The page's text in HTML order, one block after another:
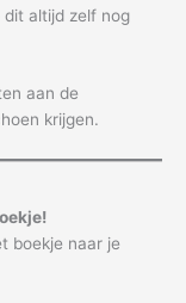
dit altijd zelf nog
aan de
krijgen.
boekje naar je